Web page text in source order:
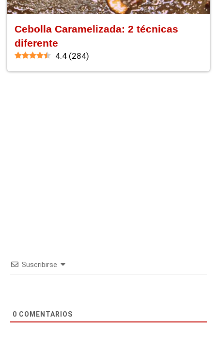
Cebolla Caramelizada: 2 técnicas
diferente
4.4 (284)
Suscribirse
0 COMENTARIOS